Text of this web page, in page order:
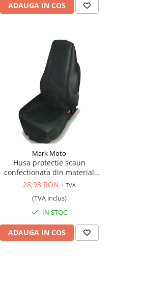
ADAUGA IN COS
Mark Moto
Husa protectie scaun
confectionata din material
textil
28,93 RON + TVA
(TVA inclus)
IN STOC
ADAUGA IN COS